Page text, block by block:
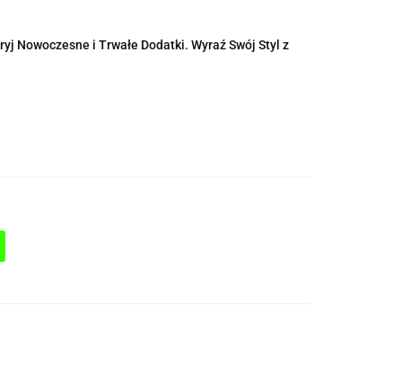
Nowoczesne i Trwałe Dodatki. Wyraź Swój Styl z